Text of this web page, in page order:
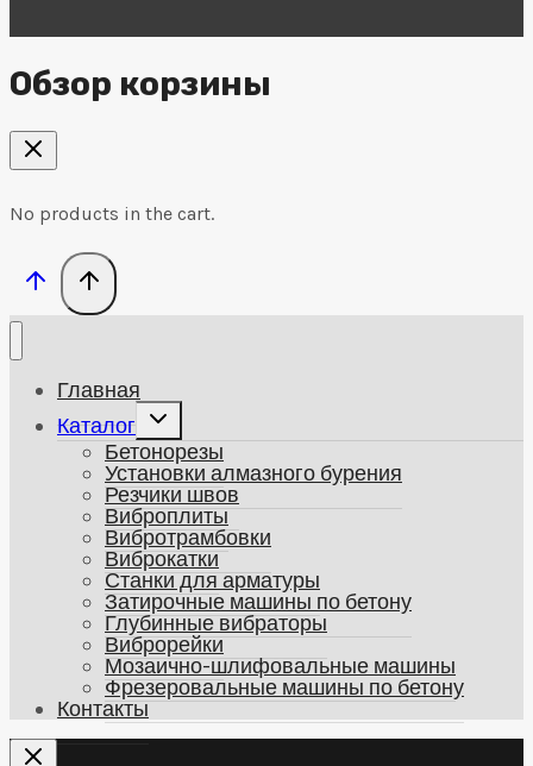
Обзор корзины
No products in the cart.
Главная
Каталог
Развернуть
дочернее
меню
Бетонорезы
Установки алмазного бурения
Резчики швов
Виброплиты
Вибротрамбовки
Виброкатки
Станки для арматуры
Затирочные машины по бетону
Глубинные вибраторы
Виброрейки
Мозаично-шлифовальные машины
Фрезеровальные машины по бетону
Контакты